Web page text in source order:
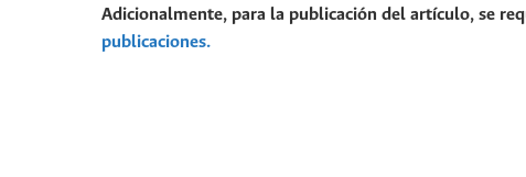
Adicionalmente, para la publicación del artículo, se
publicaciones.